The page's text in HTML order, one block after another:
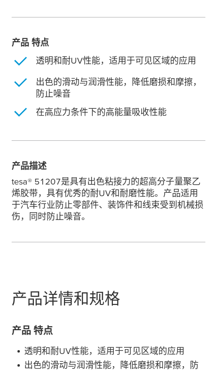
产品 特点
透明和耐UV性能，适用于可见区域的应用
出色的滑动与润滑性能，降低磨损和摩擦，
防止噪音
在高应力条件下的高能量吸收性能
产品描述
tesa® 51207是具有出色粘接力的超高分子量聚乙
烯胶带，具有优秀的耐UV和耐磨性能。产品适用
于汽车行业防止零部件、装饰件和线束受到机械损
伤，同时防止噪音。
产品详情和规格
产品 特点
透明和耐UV性能，适用于可见区域的应用
出色的滑动与润滑性能，降低磨损和摩擦，防